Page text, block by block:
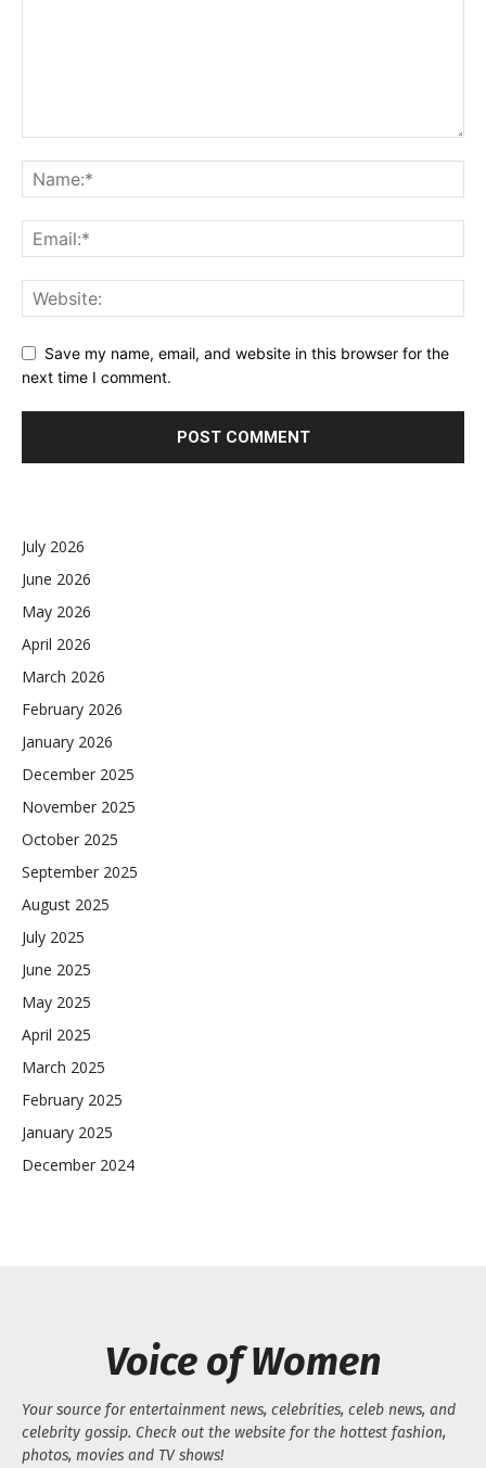
Save my name, email, and website in this browser for the
next time I comment.
July 2026
June 2026
May 2026
April 2026
March 2026
February 2026
January 2026
December 2025
November 2025
October 2025
September 2025
August 2025
July 2025
June 2025
May 2025
April 2025
March 2025
February 2025
January 2025
December 2024
Voice of Women
Your source for entertainment news, celebrities, celeb news, and
celebrity gossip. Check out the website for the hottest fashion,
photos, movies and TV shows!